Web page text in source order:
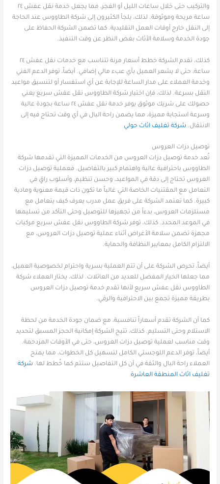
والتركيب حتى خلال ساعات الليل أو الفجر، مما يجعل خدمة نقل عفش ٢٤
ساعة مريحة وموثوقة. لذلك، يلجأ الكثيرون إلى شركة الطاووس عند الحاجة
إلى النقل خارج أوقات العمل التقليدية. كما تضمن الشركة الحفاظ على
جودة الخدمة وسلامة الأثاث بغض النظر عن وقت التنفيذ.
كذلك، تقدم الشركة خطط أسعار مرنة تتناسب مع خدمات نقل عفش ٢٤
ساعة، حتى لا يشعر العميل بأي عبء مالي إضافي. أيضاً، توفر الدعم الفني
وخدمة العملاء على مدار الساعة للإجابة عن أي استفسار أو لتنسيق مواعيد
النقل بسرعة. لذلك، فإن اختيار شركة الطاووس نقل عفش سريع يعني
حصولك على شريك موثوق يوفر خدمة نقل عفش ٢٤ ساعة بجودة عالية
وسرعة استجابة مميزة، مما يضمن راحة البال في أي وقت تحتاج فيه إلى
الانتقال. شركة تغليف اثاث حولي
توصيل دزات العروس
تُعد خدمة توصيل دزات العروس من الخدمات المميزة التي تقدمها شركة
الطاووس باحترافية عالية واهتمام كبير بالتفاصيل. فعملية توصيل دزات
العروس تحتاج إلى دقة في المواعيد، وحسن تنظيم، وأسلوب راقٍ في
التعامل مع المقتنيات الخاصة التي غالباً ما تكون ذات قيمة معنوية ومادية
كبيرة. كما تعتمد الشركة على فريق عمل مدرب يعرف كيف يتعامل مع
مستلزمات العروس، بدءاً من تجهيزها للتوصيل وحتى التأكد من تسليمها
في الموعد المحدد. كذلك، توفر شركة الطاووس نقل عفش سريع مركبات
مجهزة تضمن سلامة الأغراض أثناء عملية توصيل دزات العروس، مع
الالتزام الكامل بمعايير النظافة والحماية.
أيضاً، تحرص الشركة على أن تتم العملية بسرية واحترام لخصوصية العميل،
مما جعلها الخيار المفضل للعديد من العائلات. لذلك، يختار العملاء شركة
الطاووس نقل عفش سريع لأنها تقدم خدمة توصيل دزات العروس
بطريقة مميزة تجمع بين الاحترافية والرقي.
كما أن الشركة تقدم أسعاراً تنافسية، مع ضمان جودة الخدمة من لحظة
الاستلام وحتى التسليم. كذلك، تتيح الشركة إمكانية الحجز المسبق لتحديد
وقت مناسب لعملية توصيل دزات العروس، حتى في الأوقات المزدحمة.
أيضاً، توفر الدعم اللوجستي الكامل لتسهيل كل الخطوات، مما يمنح
العملاء راحة البال والثقة في أن كل التفاصيل ستتم كما خُطط لها. شركة
تغليف اثاث المنطقة العاشرة